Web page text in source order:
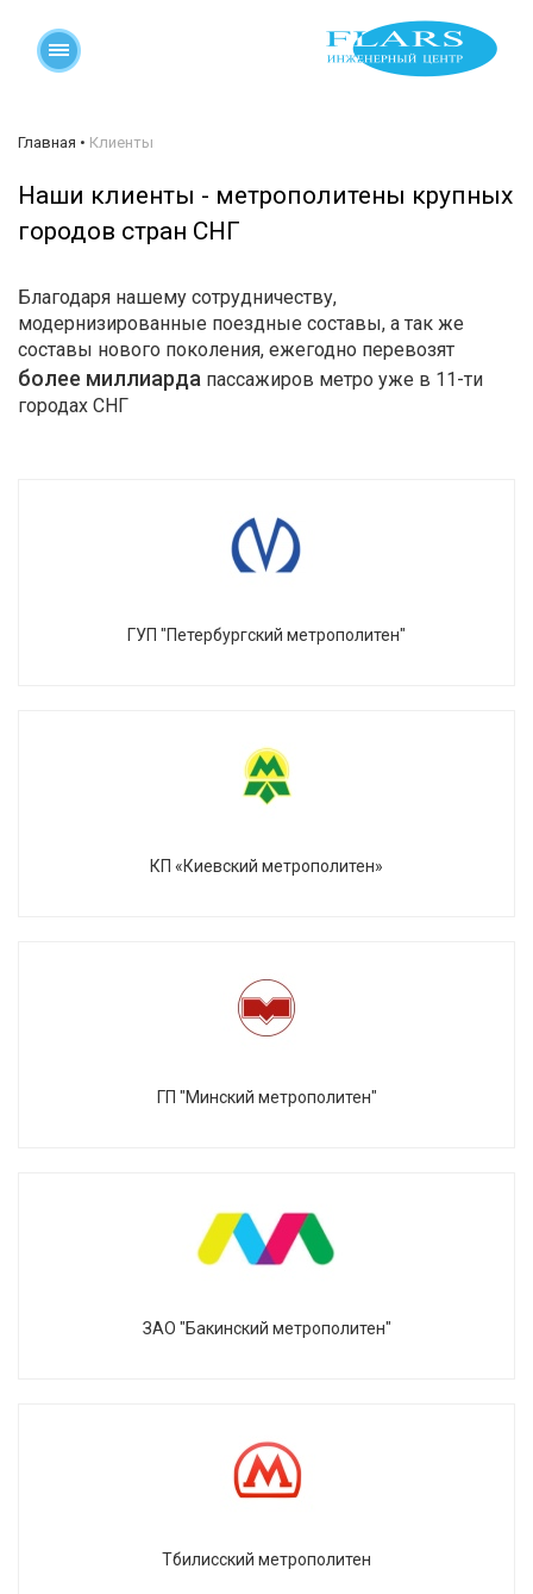
Главная • Клиенты
Наши клиенты - метрополитены крупных
городов стран СНГ
Благодаря нашему сотрудничеству,
модернизированные поездные составы, а так же
составы нового поколения, ежегодно перевозят
более миллиарда пассажиров метро уже в 11-ти
городах СНГ
ГУП "Петербургский метрополитен"
КП «Киевский метрополитен»
ГП "Минский метрополитен"
ЗАО "Бакинский метрополитен"
Тбилисский метрополитен